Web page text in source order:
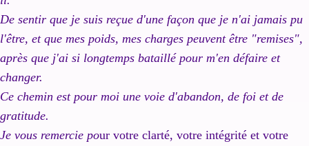
De sentir que je suis reçue d'une façon que je n'ai jamais pu
l'être, et que mes poids, mes charges peuvent être "remises",
après que j'ai si longtemps bataillé pour m'en défaire et
changer.
Ce chemin est pour moi une voie d'abandon, de foi et de
gratitude.
Je vous remercie pour votre clarté, votre intégrité et votre